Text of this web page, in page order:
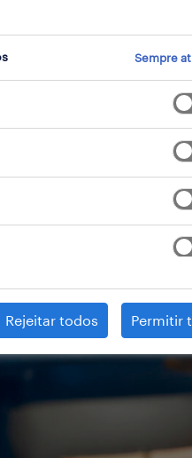
Sempre
Rejeitar todos Permitir